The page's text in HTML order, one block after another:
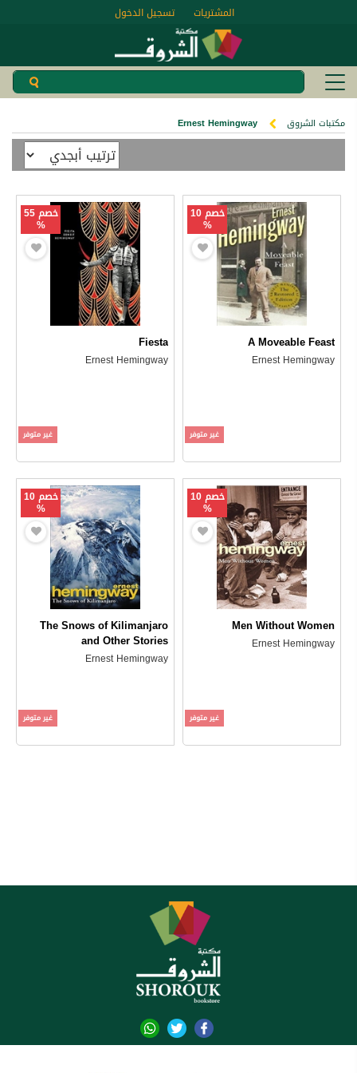
تسجيل الدخول المشتريات
مكتبات الشروق Ernest Hemingway
خصم 10
%
A Moveable Feast
Ernest Hemingway
غير متوفر
خصم 55
%
Fiesta
Ernest Hemingway
غير متوفر
خصم 10
%
Men Without Women
Ernest Hemingway
غير متوفر
خصم 10
%
The Snows of Kilimanjaro
and Other Stories
Ernest Hemingway
غير متوفر